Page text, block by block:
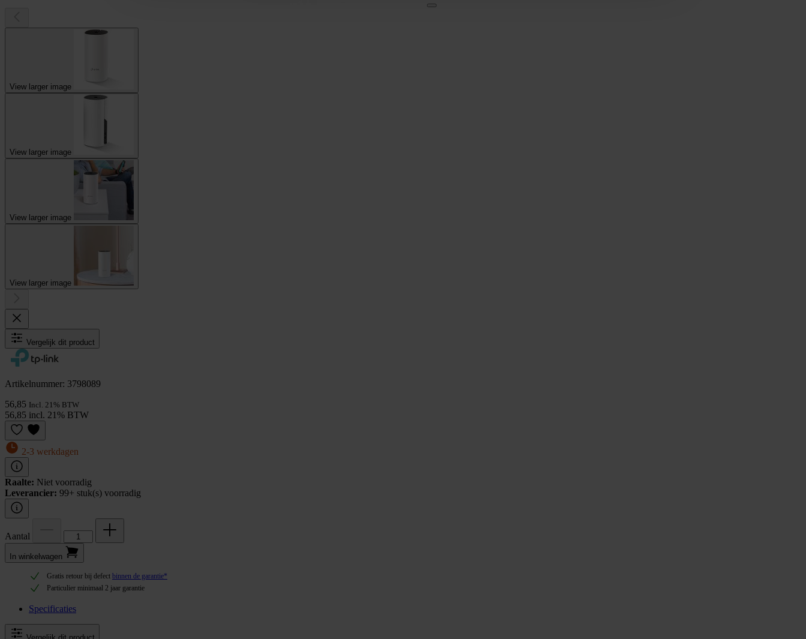
View larger image
View larger image
View larger image
View larger image
Vergelijk dit product
Artikelnummer: 3798089
56,85 Incl. 21% BTW
56,85 incl. 21% BTW
2-3 werkdagen
Raalte: Niet voorradig
Leverancier: 99+ stuk(s) voorradig
Aantal
In winkel­wagen
Gratis retour bij defect binnen de garantie*
Particulier minimaal 2 jaar garantie
Specificaties